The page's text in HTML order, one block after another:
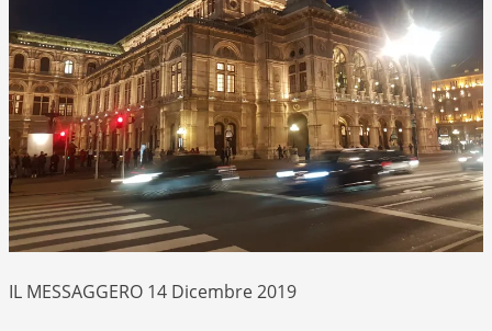
IL MESSAGGERO 14 Dicembre 2019